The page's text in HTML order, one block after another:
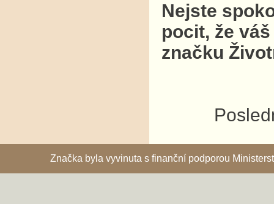
Nejste
pocit, že
značku
Značka byla vyvinuta s finanční podporou